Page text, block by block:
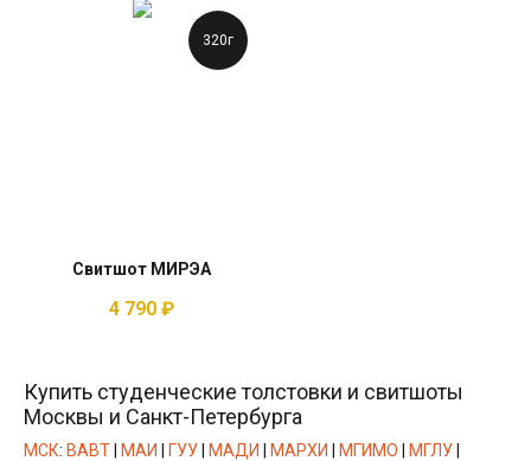
320г
Свитшот МИРЭА
4 790 ₽
Купить студенческие толстовки и свитшоты
Москвы и Санкт-Петербурга
МСК: ВАВТ| МАИ | ГУУ| МАДИ | МАРХИ | МГИМО | МГЛУ|